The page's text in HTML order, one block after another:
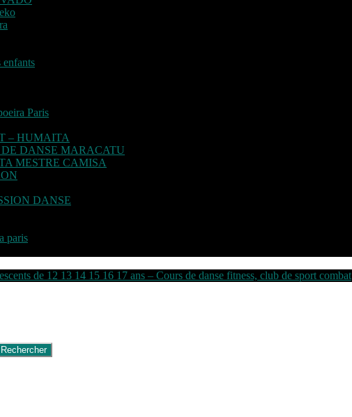
enfants
Paris
– HUMAITA
DANSE MARACATU
MESTRE CAMISA
DANSE
paris
de 12 13 14 15 16 17 ans – Cours de danse fitness, club de sport combat